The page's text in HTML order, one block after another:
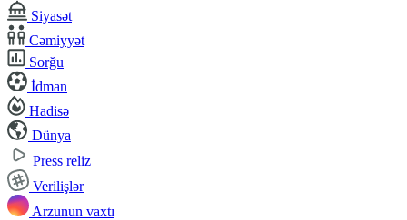
Siyasət
Cəmiyyət
Sorğu
İdman
Hadisə
Dünya
Press reliz
Verilişlər
Arzunun vaxtı